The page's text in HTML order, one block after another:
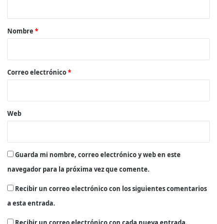
r
*
Nombre *
Correo electrónico*
Web
Guarda mi nombre, correo electrónico y web en este
navegador para la próxima vez que comente.
Recibir un correo electrónico con los siguientes comentarios
a esta entrada.